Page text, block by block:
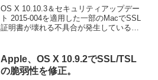
具合とその対処法。
OS X 10.10.3＆セキュリティアップデー
ト 2015-004を適用した一部のMacでSSL
証明書が壊れる不具合が発生しているよ
Apple、OS X 10.9.2でSSL/TSL
の脆弱性を修正。